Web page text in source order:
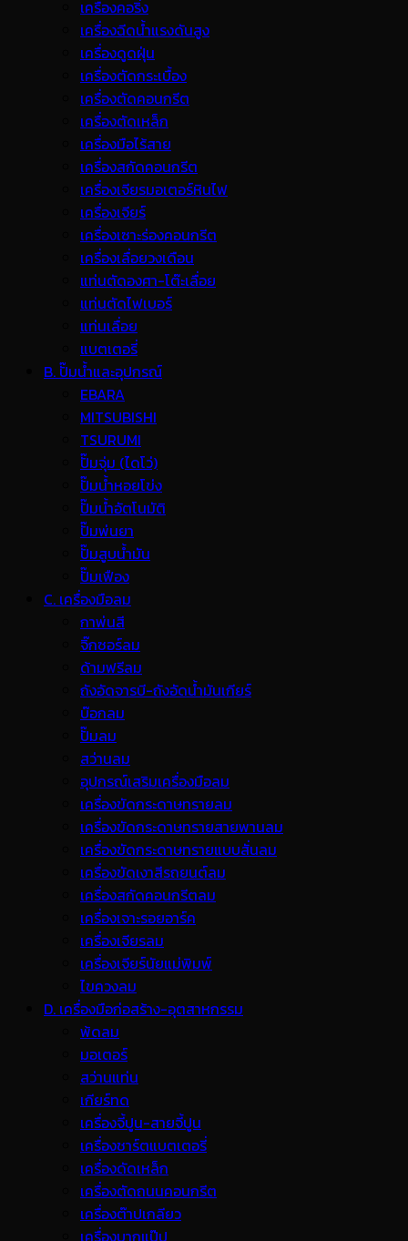
เครื่องคอริ่ง
เครื่องฉีดน้ำแรงดันสูง
เครื่องดูดฝุ่น
เครื่องตัดกระเบื้อง
เครื่องตัดคอนกรีต
เครื่องตัดเหล็ก
เครื่องมือไร้สาย
เครื่องสกัดคอนกรีต
เครื่องเจียรมอเตอร์หินไฟ
เครื่องเจียร์
เครื่องเซาะร่องคอนกรีต
เครื่องเลื่อยวงเดือน
แท่นตัดองศา-โต๊ะเลื่อย
แท่นตัดไฟเบอร์
แท่นเลื่อย
แบตเตอรี่
B. ปั๊มน้ำและอุปกรณ์
EBARA
MITSUBISHI
TSURUMI
ปั๊มจุ่ม (ไดโว่)
ปั๊มน้ำหอยโข่ง
ปั๊มน้ำอัตโนมัติ
ปั๊มพ่นยา
ปั๊มสูบน้ำมัน
ปั๊มเฟือง
C. เครื่องมือลม
กาพ่นสี
จิ๊กซอร์ลม
ด้ามฟรีลม
ถังอัดจารบี-ถังอัดน้ำมันเกียร์
บ๊อกลม
ปั๊มลม
สว่านลม
อุปกรณ์เสริมเครื่องมือลม
เครื่องขัดกระดาษทรายลม
เครื่องขัดกระดาษทรายสายพานลม
เครื่องขัดกระดาษทรายแบบสั่นลม
เครื่องขัดเงาสีรถยนต์ลม
เครื่องสกัดคอนกรีตลม
เครื่องเจาะรอยอาร์ค
เครื่องเจียรลม
เครื่องเจียร์นัยแม่พิมพ์
ไขควงลม
D. เครื่องมือก่อสร้าง-อุตสาหกรรม
พ้ดลม
มอเตอร์
สว่านแท่น
เกียร์ทด
เครื่องจี้ปูน-สายจี้ปูน
เครื่องชาร์ตแบตเตอรี่
เครื่องดัดเหล็ก
เครื่องตัดถนนคอนกรีต
เครื่องต๊าปเกลียว
เครื่องบากแป๊ป